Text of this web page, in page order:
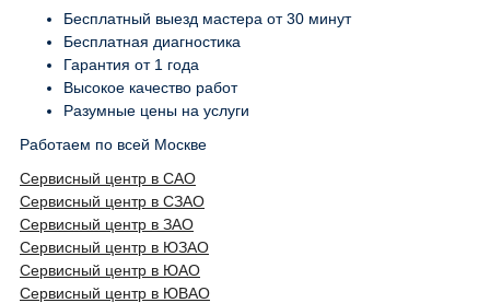
Бесплатный выезд мастера от 30 минут
Бесплатная диагностика
Гарантия от 1 года
Высокое качество работ
Разумные цены на услуги
Работаем по всей Москве
Сервисный центр в САО
Сервисный центр в СЗАО
Сервисный центр в ЗАО
Сервисный центр в ЮЗАО
Сервисный центр в ЮАО
Сервисный центр в ЮВАО